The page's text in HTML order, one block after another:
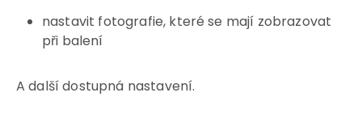
nastavit fotografie, které se mají zobrazovat
při balení
A další dostupná nastavení.